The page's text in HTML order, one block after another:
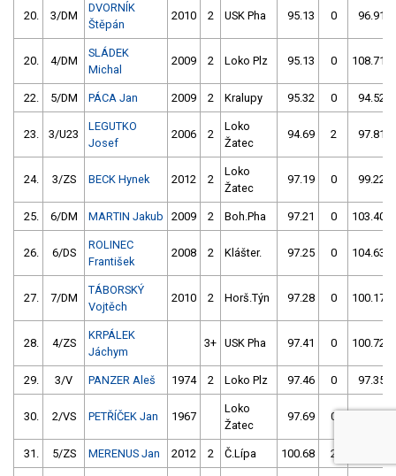
20. 3/DM
DVORNÍK
Štěpán
2010 2 USK Pha 95.13 0 96.91
20. 4/DM
SLÁDEK
Michal
2009 2 Loko Plz 95.13 0 108.71
22. 5/DM PÁCA Jan 2009 2 Kralupy 95.32 0 94.52
23. 3/U23
LEGUTKO
Josef
2006 2
Loko
Žatec
94.69 2 97.81
24. 3/ZS BECK Hynek 2012 2
Loko
Žatec
97.19 0 99.22
25. 6/DM MARTIN Jakub 2009 2 Boh.Pha 97.21 0 103.40
26. 6/DS
ROLINEC
František
2008 2 Klášter. 97.25 0 104.63
27. 7/DM
TÁBORSKÝ
Vojtěch
2010 2 Horš.Týn 97.28 0 100.17
28. 4/ZS
KRPÁLEK
Jáchym
3+ USK Pha 97.41 0 100.72
29. 3/V PANZER Aleš 1974 2 Loko Plz 97.46 0 97.35
30. 2/VS PETŘÍČEK Jan 1967
Loko
Žatec
97.69 0
31. 5/ZS MERENUS Jan 2012 2 Č.Lípa 100.68 2